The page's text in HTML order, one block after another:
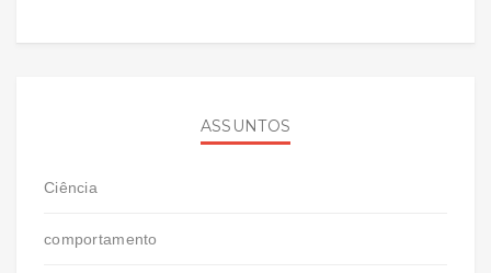
ASSUNTOS
Ciência
comportamento